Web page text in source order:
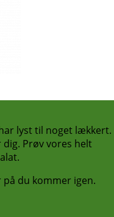
lyst til noget lækkert.
dig. Prøv vores helt
på du kommer igen.